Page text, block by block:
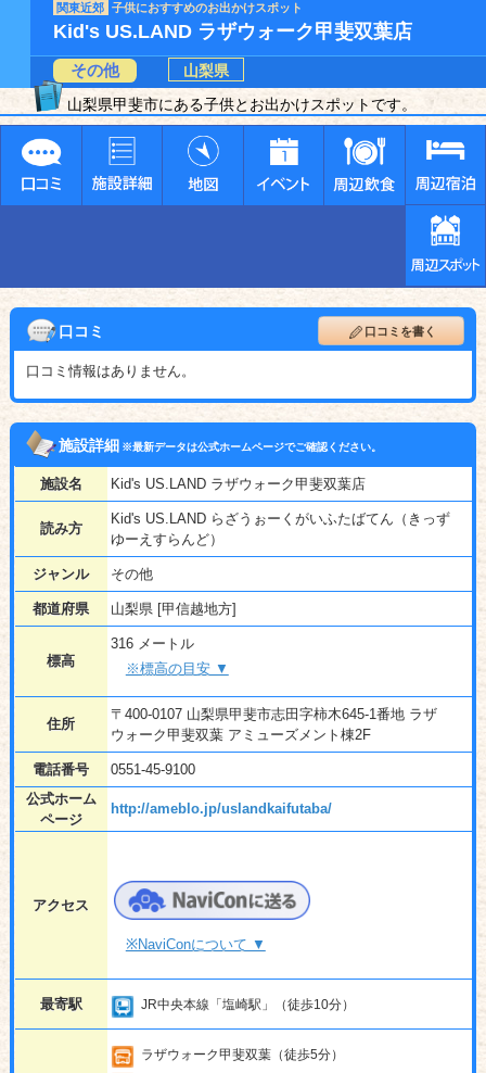
関東近郊 子供におすすめのお出かけスポット
Kid's US.LAND ラザウォーク甲斐双葉店
その他
山梨県
山梨県甲斐市にある子供とお出かけスポットです。
口コミ 口コミを書く
口コミ情報はありません。
施設詳細※最新データは公式ホームページでご確認ください。
施設名 Kid's US.LAND ラザウォーク甲斐双葉店
読み方
Kid's US.LAND らざうぉーくがいふたばてん（きっず
ゆーえすらんど）
ジャンル その他
都道府県 山梨県 [甲信越地方]
標高
316 メートル
※標高の目安 ▼
住所
〒400-0107 山梨県甲斐市志田字柿木645-1番地 ラザ
ウォーク甲斐双葉 アミューズメント棟2F
電話番号
0551-45-9100
公式ホーム
ページ
http://ameblo.jp/uslandkaifutaba/
アクセス
※NaviConについて ▼
最寄駅 JR中央本線「塩崎駅」（徒歩10分）
ラザウォーク甲斐双葉（徒歩5分）